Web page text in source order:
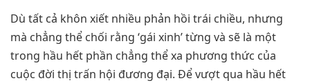
Dù tất cả khôn xiết nhiều phản hồi trái chiều, nhưng
mà chẳng thể chối rằng ‘gái xinh’ từng và sẽ là một
trong hầu hết phần chẳng thể xa phương thức của
cuộc đời thị trấn hội đương đại. Để vượt qua hầu hết